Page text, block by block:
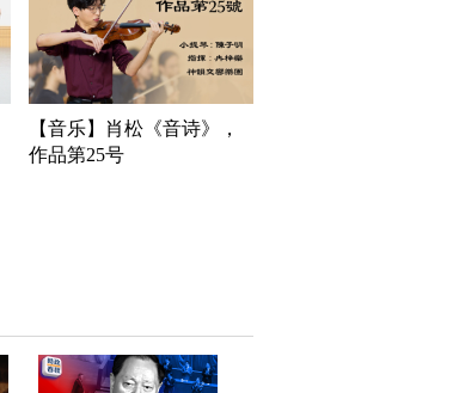
【音乐】肖松《音诗》，
作品第25号